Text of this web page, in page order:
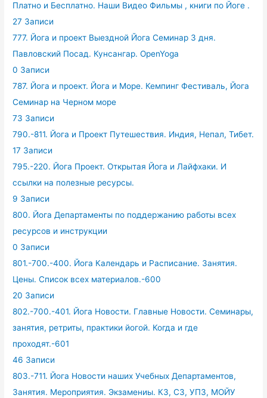
Платно и Бесплатно. Наши Видео Фильмы , книги по Йоге .
27 Записи
777. Йога и проект Выездной Йога Семинар 3 дня.
Павловский Посад. Кунсангар. OpenYoga
0 Записи
787. Йога и проект. Йога и Море. Кемпинг Фестиваль, Йога
Семинар на Черном море
73 Записи
790.-811. Йога и Проект Путешествия. Индия, Непал, Тибет.
17 Записи
795.-220. Йога Проект. Открытая Йога и Лайфхаки. И
ссылки на полезные ресурсы.
9 Записи
800. Йога Департаменты по поддержанию работы всех
ресурсов и инструкции
0 Записи
801.-700.-400. Йога Календарь и Расписание. Занятия.
Цены. Список всех материалов.-600
20 Записи
802.-700.-401. Йога Новости. Главные Новости. Семинары,
занятия, ретриты, практики йогой. Когда и где
проходят.-601
46 Записи
803.-711. Йога Новости наших Учебных Департаментов,
Занятия. Мероприятия. Экзамениы. КЗ, СЗ, УПЗ, МОЙУ